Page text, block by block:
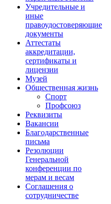
Учредительные и
иные
правоудостоверяющие
документы
Аттестаты
аккредитации,
сертификаты и
лицензии
Музей
Общественная жизнь
Спорт
Профсоюз
Реквизиты
Вакансии
Благодарственные
письма
Резолюции
Генеральной
конференции по
мерам и весам
Соглашения о
сотрудничестве